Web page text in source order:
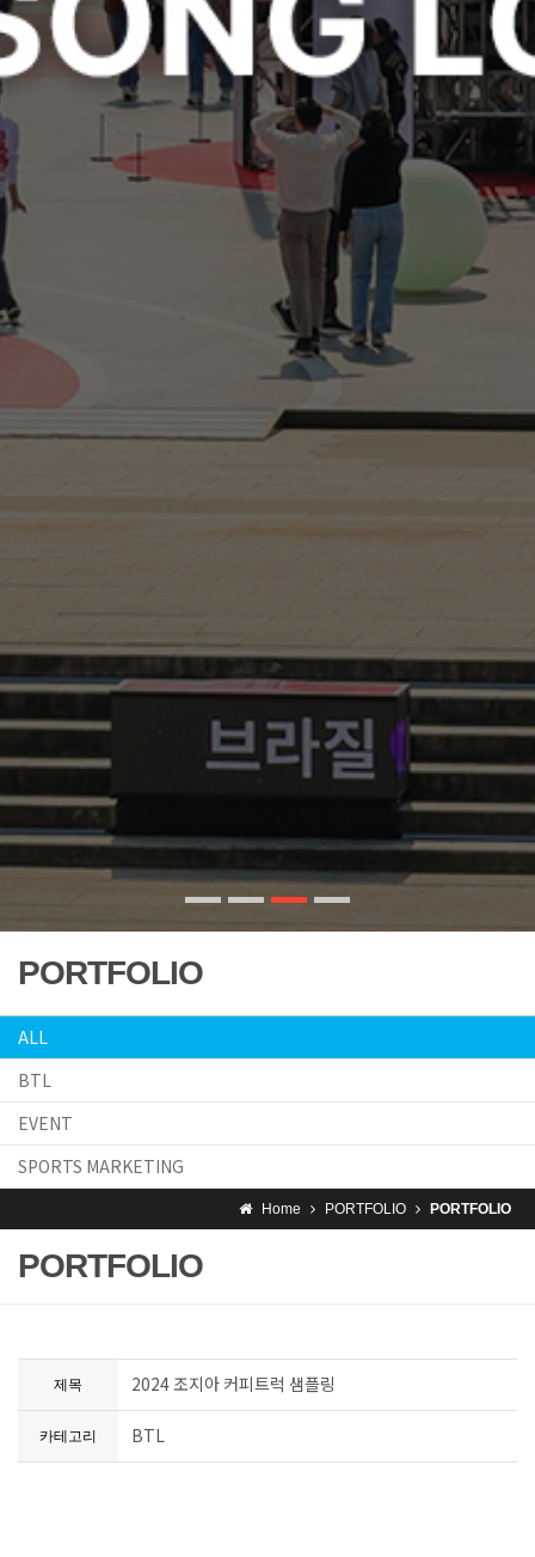
PORTFOLIO
ALL
BTL
EVENT
SPORTS MARKETING
Home PORTFOLIO PORTFOLIO
PORTFOLIO
제목 2024 조지아 커피트럭 샘플링
카테고리 BTL